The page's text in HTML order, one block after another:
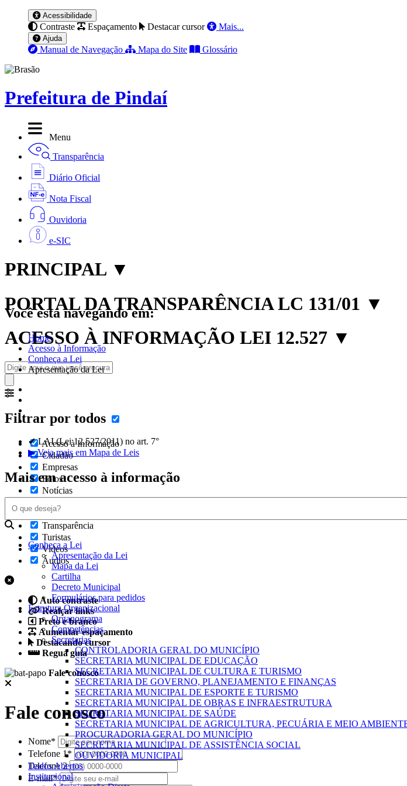
Acessibilidade
Contraste Espaçamento Destacar cursor Mais...
Ajuda
Manual de Navegação Mapa do Site Glossário
Prefeitura de Pindaí
Menu
Transparência
Diário Oficial
Nota Fiscal
Ouvidoria
e-SIC
PRINCIPAL ▼
PORTAL DA TRANSPARÊNCIA LC 131/01 ▼
ACESSO À INFORMAÇÃO LEI 12.527 ▼
Filtrar por todos
Acesso à Informação
Cidadão
Empresas
Fotos
Notícias
Servidor
Transparência
Turistas
Videos
Áudios
Auto contraste
Realçar links
Preto e branco
Aumentar espaçamento
Destacando cursor
Regua guia
Fale conosco
Fale conosco
Nome*
Telefone 1*
Telefone 2
E-mail*
Você está navegando em:
Home
Acesso à Informação
Conheça a Lei
Apresentação da Lei
✔ LAI (Lei 12.527/2011) no art. 7°
▶ Veja mais em Mapa de Leis
Mais em acesso à informação
Conheça a Lei
Apresentação da Lei
Mapa da Lei
Cartilha
Decreto Municipal
Formulários para pedidos
Estrutura Organizacional
Organograma
Competências
Secretarias
CONTROLADORIA GERAL DO MUNICÍPIO
SECRETARIA MUNICIPAL DE EDUCAÇÃO
SECRETARIA MUNICIPAL DE CULTURA E TURISMO
SECRETARIA DE GOVERNO, PLANEJAMENTO E FINANÇAS
SECRETARIA MUNICIPAL DE ESPORTE E TURISMO
SECRETARIA MUNICIPAL DE OBRAS E INFRAESTRUTURA
SECRETARIA MUNICIPAL DE SAÚDE
SECRETARIA MUNICIPAL DE AGRICULTURA, PECUÁRIA E MEIO
PROCURADORIA GERAL DO MUNICÍPIO
SECRETARIA MUNICIPAL DE ASSISTÊNCIA SOCIAL
OUVIDORIA MUNICIPAL
Dados Abertos
Institucional